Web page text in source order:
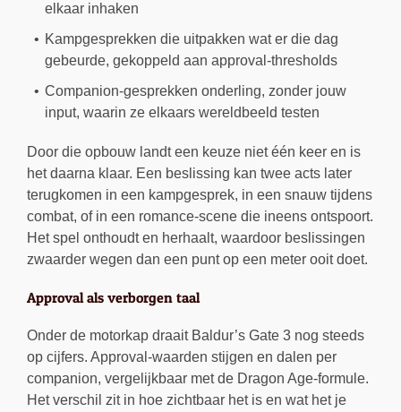
elkaar inhaken
Kampgesprekken die uitpakken wat er die dag
gebeurde, gekoppeld aan approval-thresholds
Companion-gesprekken onderling, zonder jouw
input, waarin ze elkaars wereldbeeld testen
Door die opbouw landt een keuze niet één keer en is
het daarna klaar. Een beslissing kan twee acts later
terugkomen in een kampgesprek, in een snauw tijdens
combat, of in een romance-scene die ineens ontspoort.
Het spel onthoudt en herhaalt, waardoor beslissingen
zwaarder wegen dan een punt op een meter ooit doet.
Approval als verborgen taal
Onder de motorkap draait Baldur’s Gate 3 nog steeds
op cijfers. Approval-waarden stijgen en dalen per
companion, vergelijkbaar met de Dragon Age-formule.
Het verschil zit in hoe zichtbaar het is en wat het je